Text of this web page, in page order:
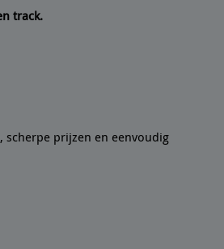
beschrijving. Een
track.
scherpe prijzen en eenvoudig